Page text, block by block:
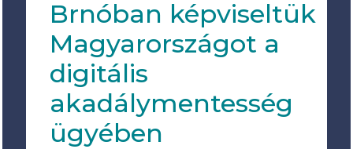
Brnóban képviseltük
Magyarországot a
digitális
akadálymentesség
ügyében